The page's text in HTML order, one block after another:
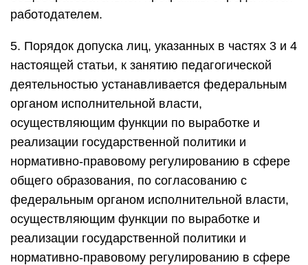
работодателем.
5. Порядок допуска лиц, указанных в частях 3 и 4
настоящей статьи, к занятию педагогической
деятельностью устанавливается федеральным
органом исполнительной власти,
осуществляющим функции по выработке и
реализации государственной политики и
нормативно-правовому регулированию в сфере
общего образования, по согласованию с
федеральным органом исполнительной власти,
осуществляющим функции по выработке и
реализации государственной политики и
нормативно-правовому регулированию в сфере